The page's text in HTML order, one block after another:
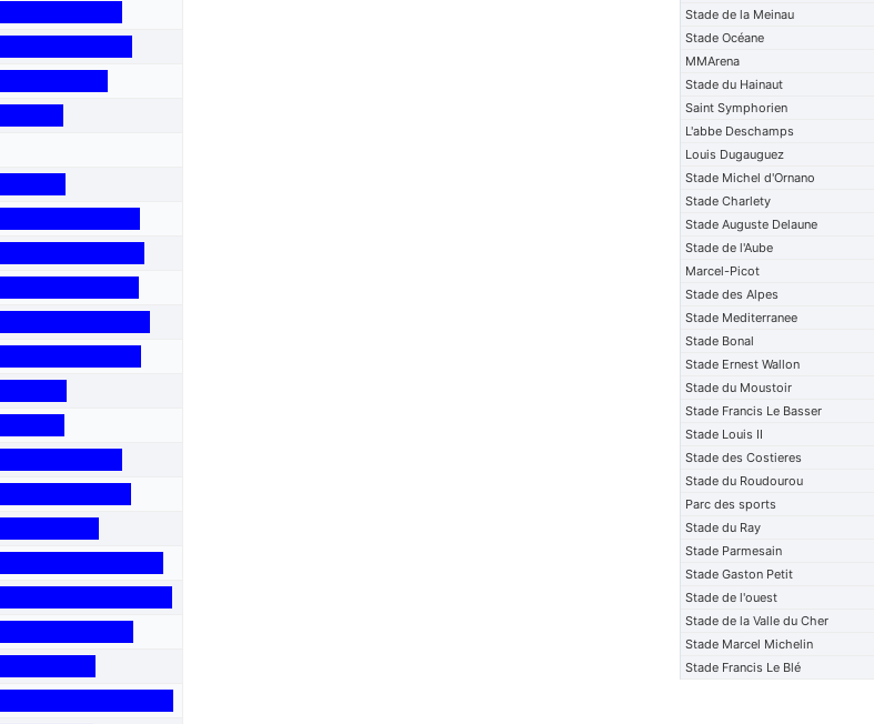
Stade de la Meinau
Stade Océane
MMArena
Stade du Hainaut
Saint Symphorien
L'abbe Deschamps
Louis Dugauguez
Stade Michel d'Ornano
Stade Charlety
Stade Auguste Delaune
Stade de l'Aube
Marcel-Picot
Stade des Alpes
Stade Mediterranee
Stade Bonal
Stade Ernest Wallon
Stade du Moustoir
Stade Francis Le Basser
Stade Louis II
Stade des Costieres
Stade du Roudourou
Parc des sports
Stade du Ray
Stade Parmesain
Stade Gaston Petit
Stade de l'ouest
Stade de la Valle du Cher
Stade Marcel Michelin
Stade Francis Le Blé